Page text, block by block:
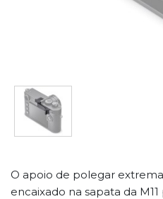
O apoio de polegar
encaixado na sapata da